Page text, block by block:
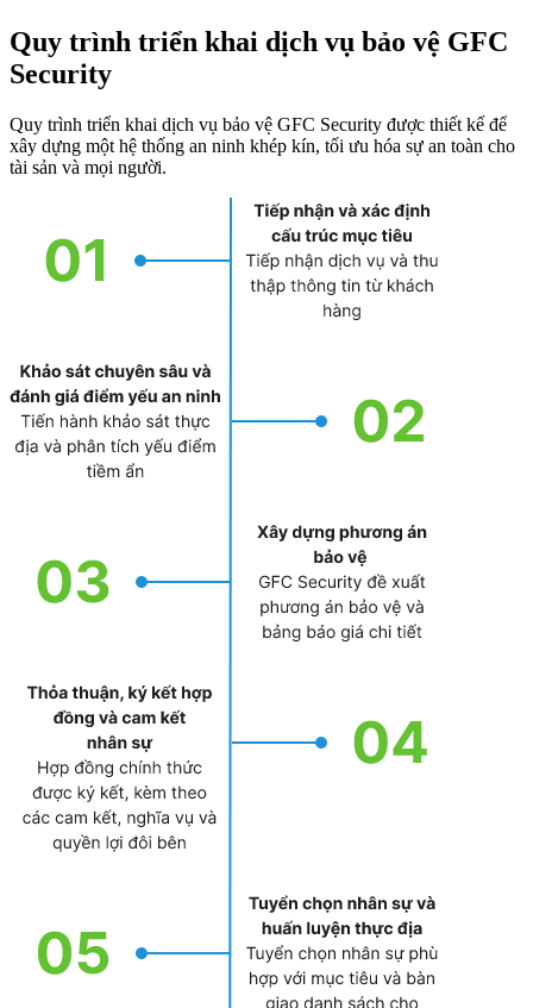
Quy trình triển khai dịch vụ bảo vệ GFC
Security
Quy trình triển khai dịch vụ bảo vệ GFC Security được thiết kế để
xây dựng một hệ thống an ninh khép kín, tối ưu hóa sự an toàn cho
tài sản và mọi người.